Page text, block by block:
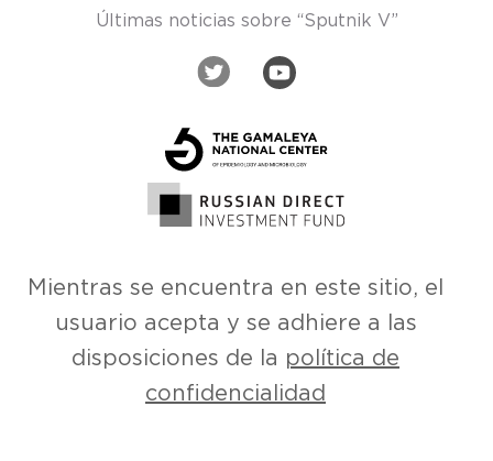
Últimas noticias sobre “Sputnik V”
Mientras se encuentra en este sitio, el
usuario acepta y se adhiere a las
disposiciones de la política de
confidencialidad